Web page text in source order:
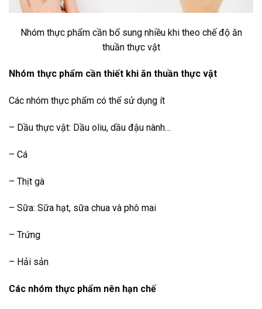
Nhóm thực phẩm cần bổ sung nhiều khi theo chế độ ăn
thuần thực vật
Nhóm thực phẩm cần thiết khi ăn thuần thực vật
Các nhóm thực phẩm có thể sử dụng ít
– Dầu thực vật: Dầu oliu, dầu đậu nành…
– Cá
– Thịt gà
– Sữa: Sữa hạt, sữa chua và phô mai
– Trứng
– Hải sản
Các nhóm thực phẩm nên hạn chế